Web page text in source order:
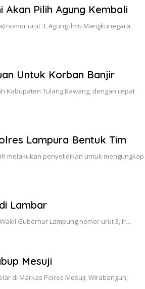
Akan Pilih Agung Kembali
nomor urut 3, Agung Ilmu Mangkunegara,
Untuk Korban Banjir
Kabupaten Tulang Bawang, dengan cepat
Lampura Bentuk Tim
melakukan penyelidikan untuk mengungkap
Lambar
Gubernur Lampung nomor urut 3, Ir…
Mesuji
di Markas Polres Mesuji, Wirabangun,